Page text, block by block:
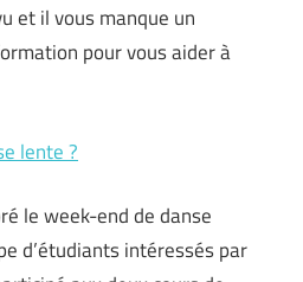
et il vous manque un
pour vous aider à
lente ?
le week-end de danse
d’étudiants intéressés par